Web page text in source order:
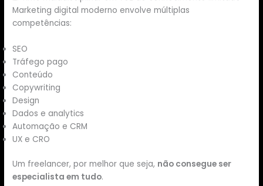
Marketing digital moderno envolve múltiplas
competências:
SEO
Tráfego pago
Conteúdo
Copywriting
Design
Dados e analytics
Automação e CRM
UX e CRO
Um freelancer, por melhor que seja, não consegue ser
especialista em tudo.